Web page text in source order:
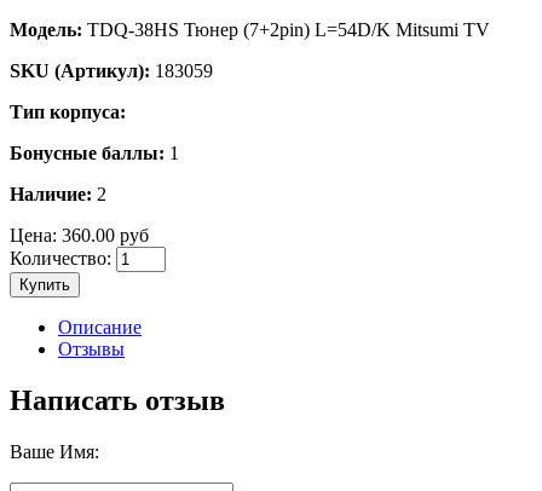
Модель: TDQ-38HS Тюнер (7+2pin) L=54D/K Mitsumi TV
SKU (Артикул): 183059
Тип корпуса:
Бонусные баллы: 1
Наличие: 2
Цена: 360.00 руб
Количество:
Купить
Описание
Отзывы
Написать отзыв
Ваше Имя: